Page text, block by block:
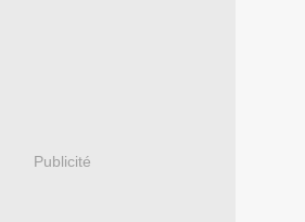
Publicité